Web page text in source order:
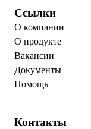
Ссылки
О компании
О продукте
Вакансии
Документы
Помощь
Контакты